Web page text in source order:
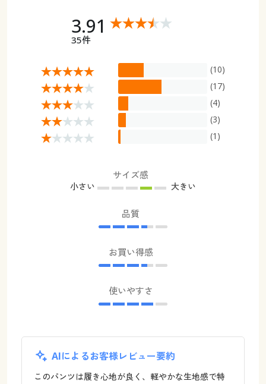
3.91
35件
(10)
(17)
(4)
(3)
(1)
サイズ感
小さい 大きい
品質
お買い得感
使いやすさ
AIによるお客様レビュー要約
このパンツは履き心地が良く、軽やかな生地感で特